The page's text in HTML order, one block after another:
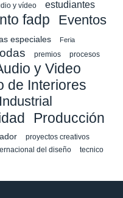
y vídeo
estudiantes
fadp
Eventos
especiales Feria
premios procesos
y Video
de Interiores
Producción
proyectos creativos
del diseño
tecnico